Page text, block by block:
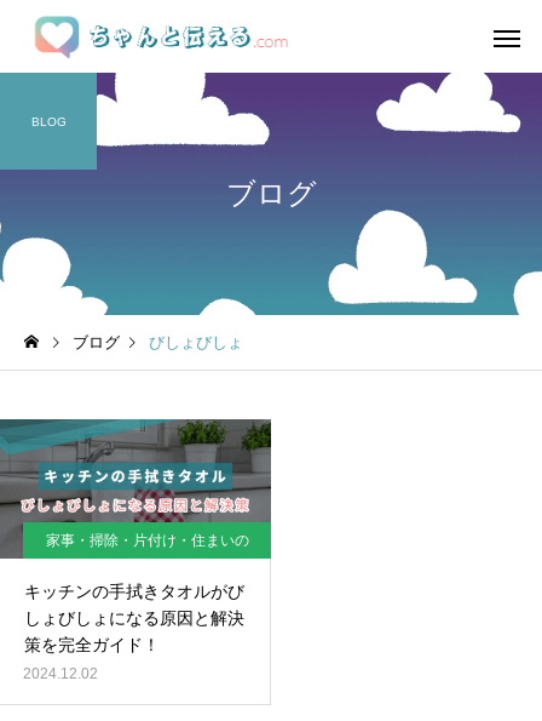
ブログ
BLOG
ブログ びしょびしょ
家事・掃除・片付け・住まいの
キッチンの手拭きタオルがび
しょびしょになる原因と解決
策を完全ガイド！
2024.12.02